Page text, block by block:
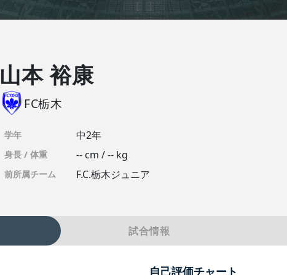
山本 裕康
FC栃木
学年 中2年
身長 / 体重 -- cm / -- kg
前所属チーム F.C.栃木ジュニア
試合情報
自己評価チャート